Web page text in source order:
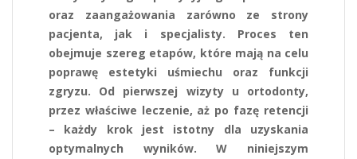
oraz zaangażowania zarówno ze strony
pacjenta, jak i specjalisty. Proces ten
obejmuje szereg etapów, które mają na celu
poprawę estetyki uśmiechu oraz funkcji
zgryzu. Od pierwszej wizyty u ortodonty,
przez właściwe leczenie, aż po fazę retencji
– każdy krok jest istotny dla uzyskania
optymalnych wyników. W niniejszym